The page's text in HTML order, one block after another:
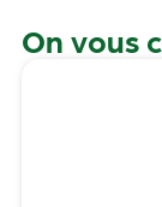
On vous